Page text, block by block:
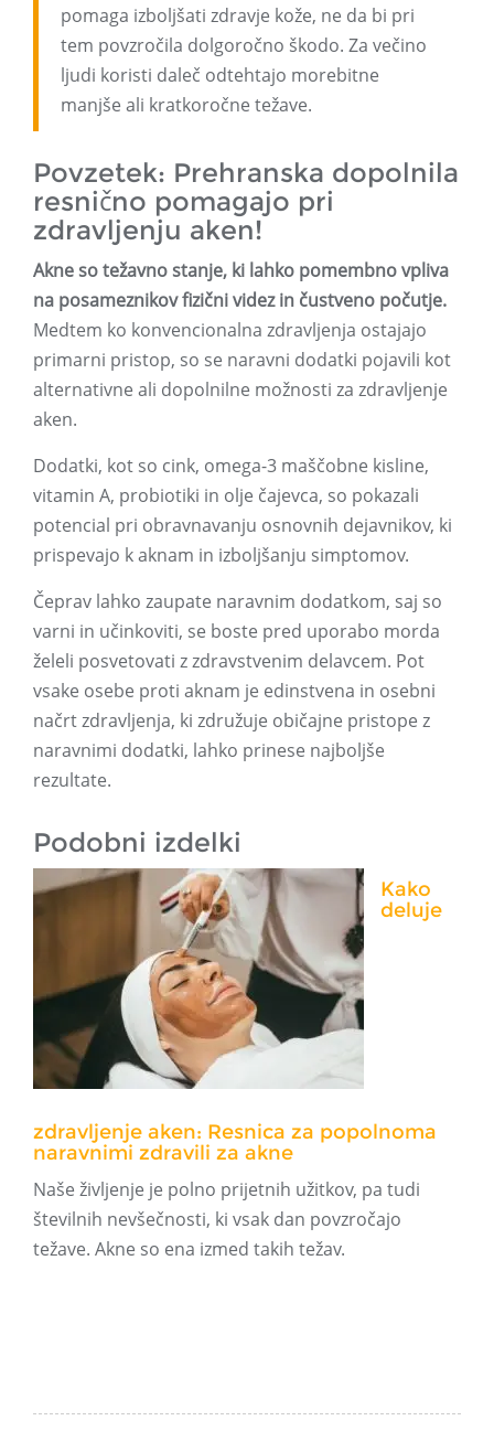
pomaga izboljšati zdravje kože, ne da bi pri
tem povzročila dolgoročno škodo. Za večino
ljudi koristi daleč odtehtajo morebitne
manjše ali kratkoročne težave.
Povzetek: Prehranska dopolnila
resnično pomagajo pri
zdravljenju aken!
Akne so težavno stanje, ki lahko pomembno vpliva
na posameznikov fizični videz in čustveno počutje.
Medtem ko konvencionalna zdravljenja ostajajo
primarni pristop, so se naravni dodatki pojavili kot
alternativne ali dopolnilne možnosti za zdravljenje
aken.
Dodatki, kot so cink, omega-3 maščobne kisline,
vitamin A, probiotiki in olje čajevca, so pokazali
potencial pri obravnavanju osnovnih dejavnikov, ki
prispevajo k aknam in izboljšanju simptomov.
Čeprav lahko zaupate naravnim dodatkom, saj so
varni in učinkoviti, se boste pred uporabo morda
želeli posvetovati z zdravstvenim delavcem. Pot
vsake osebe proti aknam je edinstvena in osebni
načrt zdravljenja, ki združuje običajne pristope z
naravnimi dodatki, lahko prinese najboljše
rezultate.
Podobni izdelki
Kako
deluje
zdravljenje aken: Resnica za popolnoma
naravnimi zdravili za akne
Naše življenje je polno prijetnih užitkov, pa tudi
številnih nevšečnosti, ki vsak dan povzročajo
težave. Akne so ena izmed takih težav.